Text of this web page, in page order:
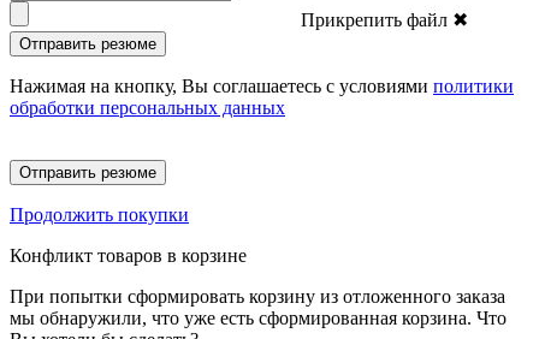
Прикрепить файл ✖
Отправить резюме
Нажимая на кнопку, Вы соглашаетесь с условиями политики
обработки персональных данных
Отправить резюме
Продолжить покупки
Конфликт товаров в корзине
При попытки сформировать корзину из отложенного заказа
мы обнаружили, что уже есть сформированная корзина. Что